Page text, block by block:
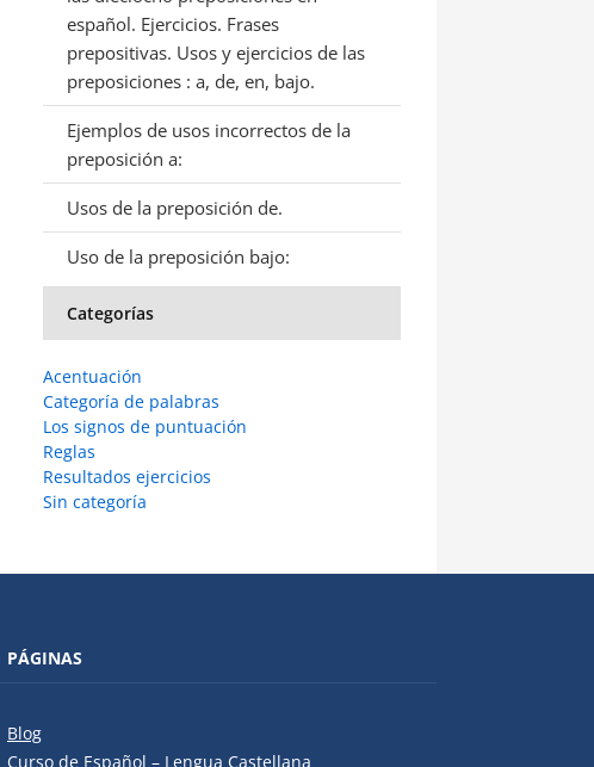
español. Ejercicios. Frases
prepositivas. Usos y ejercicios de las
preposiciones : a, de, en, bajo.
Ejemplos de usos incorrectos de la
preposición a:
Usos de la preposición de.
Uso de la preposición bajo:
Categorías
Acentuación
Categoría de palabras
Los signos de puntuación
Reglas
Resultados ejercicios
Sin categoría
PÁGINAS
Blog
Curso de Español – Lengua Castellana